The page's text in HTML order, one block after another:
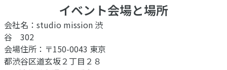
イベント会場と場所
会社名：studio mission 渋
谷 302
会場住所：〒150-0043 東京
都渋谷区道玄坂２丁目２８